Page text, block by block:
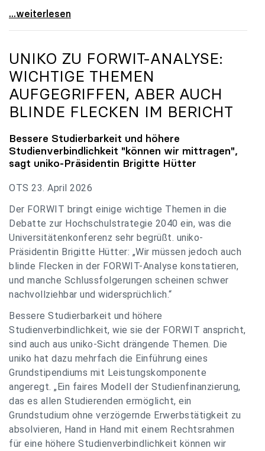
uniko zu Budgetverhandlungen: Universitäten sind
...weiterlesen
UNIKO ZU FORWIT-ANALYSE:
WICHTIGE THEMEN
AUFGEGRIFFEN, ABER AUCH
BLINDE FLECKEN IM BERICHT
Bessere Studierbarkeit und höhere
Studienverbindlichkeit "können wir mittragen",
sagt uniko-Präsidentin Brigitte Hütter
OTS 23. April 2026
Der FORWIT bringt einige wichtige Themen in die
Debatte zur Hochschulstrategie 2040 ein, was die
Universitätenkonferenz sehr begrüßt. uniko-
Präsidentin Brigitte Hütter: „Wir müssen jedoch auch
blinde Flecken in der FORWIT-Analyse konstatieren,
und manche Schlussfolgerungen scheinen schwer
nachvollziehbar und widersprüchlich.“
Bessere Studierbarkeit und höhere
Studienverbindlichkeit, wie sie der FORWIT anspricht,
sind auch aus uniko-Sicht drängende Themen. Die
uniko hat dazu mehrfach die Einführung eines
Grundstipendiums mit Leistungskomponente
angeregt. „Ein faires Modell der Studienfinanzierung,
das es allen Studierenden ermöglicht, ein
Grundstudium ohne verzögernde Erwerbstätigkeit zu
absolvieren, Hand in Hand mit einem Rechtsrahmen
für eine höhere Studienverbindlichkeit können wir